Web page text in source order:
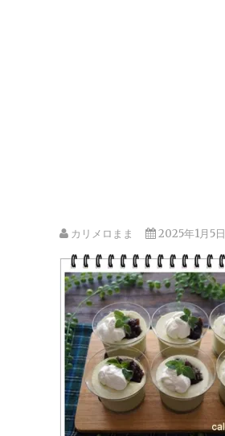
カリメロまま 2025年1月5日